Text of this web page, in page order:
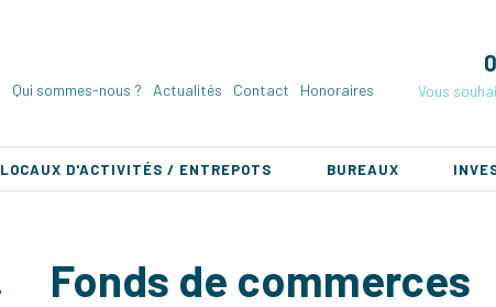
Qui sommes-nous ? Actualités Contact Honoraires Vous
LOCAUX D'ACTIVITÉS / ENTREPOTS BUREAUX
Fonds de commerces